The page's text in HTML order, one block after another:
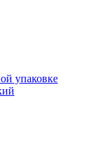
упаковке